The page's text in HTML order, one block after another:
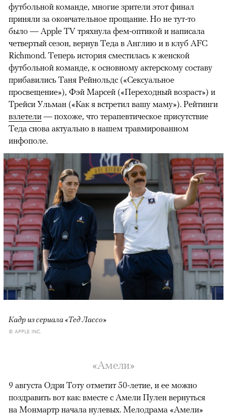
00:00 / 00:00
футбольной команде, многие зрители этот финал
приняли за окончательное прощание. Но не тут-то
было — Apple TV тряхнула фем-оптикой и написала
четвертый сезон, вернув Теда в Англию и в клуб AFC
Richmond. Теперь история сместилась к женской
футбольной команде, к основному актерскому составу
прибавились Таня Рейнольдс («Сексуальное
просвещение»), Фэй Марсей («Переходный возраст») и
Трейси Ульман («Как я встретил вашу маму»). Рейтинги
взлетели — похоже, что терапевтическое присутствие
Теда снова актуально в нашем травмированном
инфополе.
Кадр из сериала «Тед Лассо»
© APPLE INC.
«Амели»
9 августа Одри Тоту отметит 50-летие, и ее можно
поздравить вот как: вместе с Амели Пулен вернуться
на Монмартр начала нулевых. Мелодрама «Амели»